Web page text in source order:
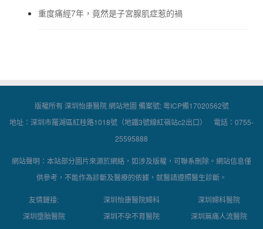
重度痛經7年，竟然是子宮腺肌症惹的禍
版權所有 深圳怡康醫院網站地圖 備案號:粵ICP備17020562號
地址：深圳市羅湖區紅桂路1018號（地鐵3號線紅嶺站c2出口） 電話：0755-
25595888
網站聲明：本站部分圖片來源於網絡，如涉及版權，可聯系刪除。網站信息僅
供參考，不能作為診斷及醫療的依據，就醫請遵照醫生診斷。
友情鏈接: 深圳怡康醫院婦科
深圳婦科醫院
深圳墮胎醫院
深圳不孕不育醫院
深圳無痛人流醫院